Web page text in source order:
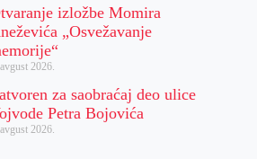
izložbe Momira
„Osvežavanje
2026.
za saobraćaj deo ulice
Petra Bojovića
2026.